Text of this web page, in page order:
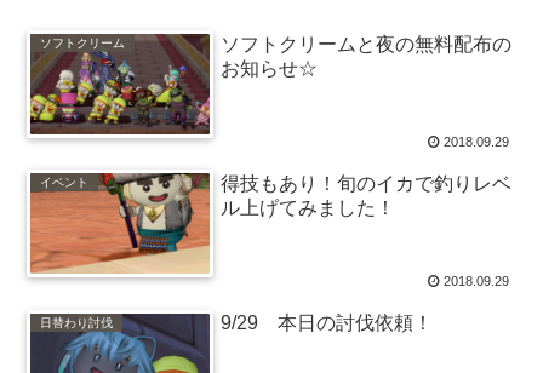
ソフトクリーム
ソフトクリームと夜の無料配布の
お知らせ☆
2018.09.29
イベント
得技もあり！旬のイカで釣りレベ
ル上げてみました！
2018.09.29
日替わり討伐 9/29 本日の討伐依頼！